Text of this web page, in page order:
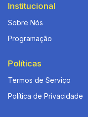
Institucional
Sobre Nós
Programação
Políticas
Termos de Serviço
Política de Privacidade